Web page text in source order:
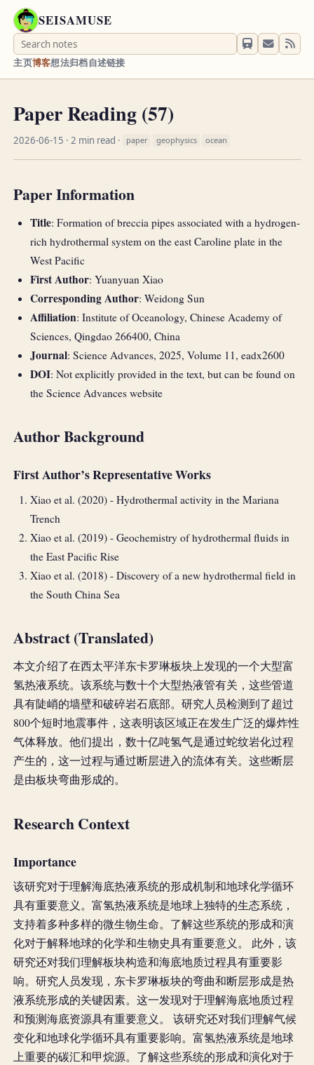
SEISAMUSE
主页博客想法归档自述链接
Paper Reading (57)
2026-06-15 · 2 min read · paper geophysics ocean
Paper Information
Title: Formation of breccia pipes associated with a hydrogen-
rich hydrothermal system on the east Caroline plate in the
West Pacific
First Author: Yuanyuan Xiao
Corresponding Author: Weidong Sun
Affiliation: Institute of Oceanology, Chinese Academy of
Sciences, Qingdao 266400, China
Journal: Science Advances, 2025, Volume 11, eadx2600
DOI: Not explicitly provided in the text, but can be found on
the Science Advances website
Author Background
First Author’s Representative Works
Xiao et al. (2020) - Hydrothermal activity in the Mariana
Trench
Xiao et al. (2019) - Geochemistry of hydrothermal fluids in
the East Pacific Rise
Xiao et al. (2018) - Discovery of a new hydrothermal field in
the South China Sea
Abstract (Translated)
本文介绍了在西太平洋东卡罗琳板块上发现的一个大型富
氢热液系统。该系统与数十个大型热液管有关，这些管道
具有陡峭的墙壁和破碎岩石底部。研究人员检测到了超过
800个短时地震事件，这表明该区域正在发生广泛的爆炸性
气体释放。他们提出，数十亿吨氢气是通过蛇纹岩化过程
产生的，这一过程与通过断层进入的流体有关。这些断层
是由板块弯曲形成的。
Research Context
Importance
该研究对于理解海底热液系统的形成机制和地球化学循环
具有重要意义。富氢热液系统是地球上独特的生态系统，
支持着多种多样的微生物生命。了解这些系统的形成和演
化对于解释地球的化学和生物史具有重要意义。 此外，该
研究还对我们理解板块构造和海底地质过程具有重要影
响。研究人员发现，东卡罗琳板块的弯曲和断层形成是热
液系统形成的关键因素。这一发现对于理解海底地质过程
和预测海底资源具有重要意义。 该研究还对我们理解气候
变化和地球化学循环具有重要影响。富氢热液系统是地球
上重要的碳汇和甲烷源。了解这些系统的形成和演化对于